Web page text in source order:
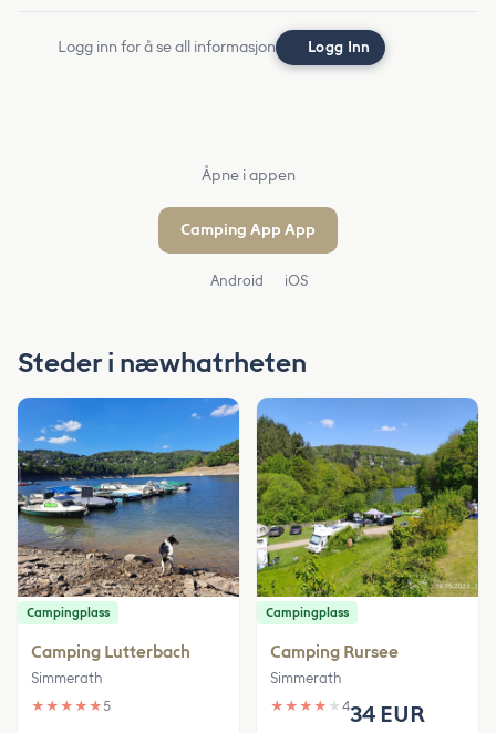
Logg inn for å se all informasjon Logg Inn
Åpne i appen
Camping App App
Android iOS
Steder i næwhatrheten
Campingplass
Camping Lutterbach
Simmerath
★ ★ ★ ★ ★5
Campingplass
Camping Rursee
Simmerath
★ ★ ★ ★ ★ 434 EUR